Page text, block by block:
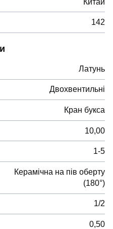
142
Латунь
Двохвентильні
Кран букса
10,00
1-5
Керамічна на пів оберту
(180°)
1/2
0,50